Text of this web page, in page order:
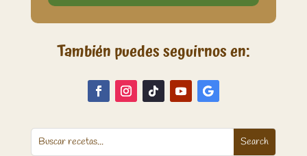
También puedes seguirnos en: